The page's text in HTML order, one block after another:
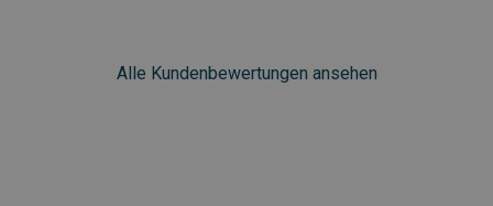
Alle Kundenbewertungen ansehen